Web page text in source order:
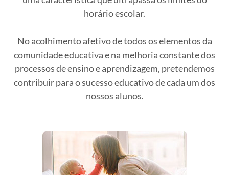
horário escolar.
No acolhimento afetivo de todos os elementos da
comunidade educativa e na melhoria constante dos
processos de ensino e aprendizagem, pretendemos
contribuir para o sucesso educativo de cada um dos
nossos alunos.